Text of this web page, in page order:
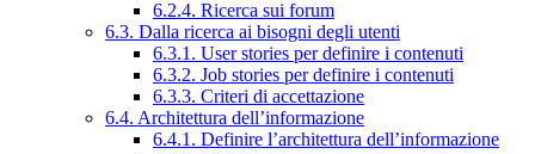
6.2.4. Ricerca sui forum
6.3. Dalla ricerca ai bisogni degli utenti
6.3.1. User stories per definire i contenuti
6.3.2. Job stories per definire i contenuti
6.3.3. Criteri di accettazione
6.4. Architettura dell’informazione
6.4.1. Definire l’architettura dell’informazione